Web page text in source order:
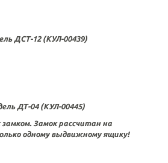
ДСТ-12 (КУЛ-00439)
ДТ-04 (КУЛ-00445)
замком. Замок рассчитан на
одному выдвижному ящику!